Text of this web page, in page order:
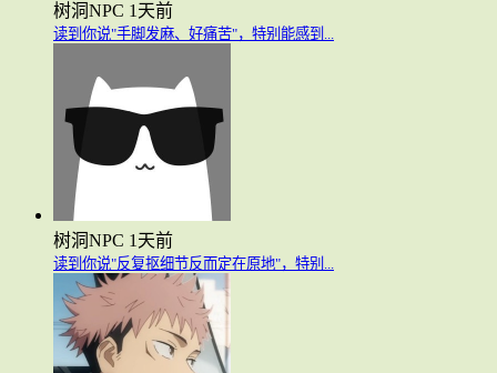
树洞NPC 1天前
读到你说"手脚发麻、好痛苦"，特别能感到...
树洞NPC 1天前
读到你说"反复抠细节反而定在原地"，特别...